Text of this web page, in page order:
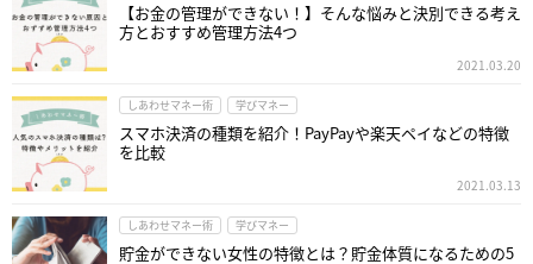
【お金の管理ができない！】そんな悩みと決別できる考え
方とおすすめ管理方法4つ
2021.03.20
しあわせマネー術 学びマネー
スマホ決済の種類を紹介！PayPayや楽天ペイなどの特徴
を比較
2021.03.13
しあわせマネー術 学びマネー
貯金ができない女性の特徴とは？貯金体質になるための5